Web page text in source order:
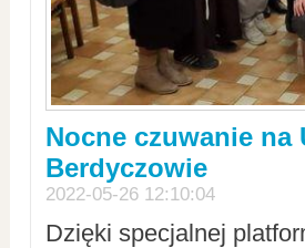
Nocne czuwanie na
Berdyczowie
2022-05-26 12:10:04
Dzięki specjalnej